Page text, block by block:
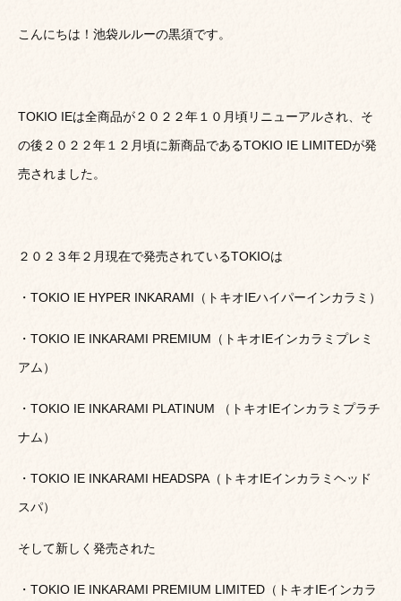
こんにちは！池袋ルルーの黒須です。
TOKIO IEは全商品が２０２２年１０月頃リニューアルされ、そ
の後２０２２年１２月頃に新商品であるTOKIO IE LIMITEDが発
売されました。
２０２３年２月現在で発売されているTOKIOは
・TOKIO IE HYPER INKARAMI（トキオIEハイパーインカラミ）
・TOKIO IE INKARAMI PREMIUM（トキオIEインカラミプレミ
アム）
・TOKIO IE INKARAMI PLATINUM （トキオIEインカラミプラチ
ナム）
・TOKIO IE INKARAMI HEADSPA（トキオIEインカラミヘッド
スパ）
そして新しく発売された
・TOKIO IE INKARAMI PREMIUM LIMITED（トキオIEインカラ